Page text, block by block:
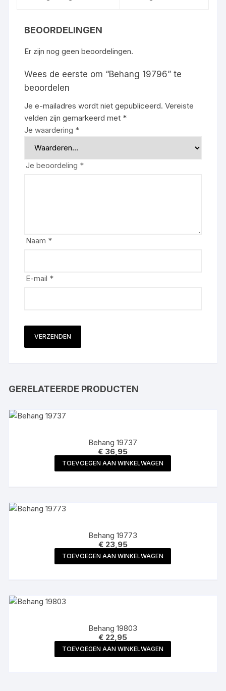
BEOORDELINGEN
Er zijn nog geen beoordelingen.
Wees de eerste om “Behang 19796” te
beoordelen
Je e-mailadres wordt niet gepubliceerd. Vereiste
velden zijn gemarkeerd met *
Je waardering *
Je beoordeling *
Naam *
E-mail *
GERELATEERDE PRODUCTEN
Behang 19737
€ 36,95
TOEVOEGEN AAN WINKELWAGEN
Behang 19773
€23,95
TOEVOEGEN AAN WINKELWAGEN
Behang 19803
€ 22,95
TOEVOEGEN AAN WINKELWAGEN